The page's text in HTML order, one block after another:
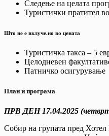
Следење на целата
Туристички пратител
Што не е вклуче.но во цената
Туристичка такса – 5
Целодневен
Патничко осигурување
План и програма
ПРВ ДЕН 17.04.2025
Собир на групата пред Хотел